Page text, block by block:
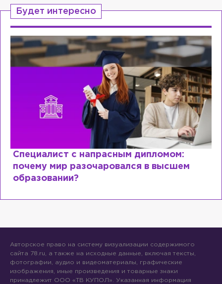
Будет интересно
Специалист с напрасным дипломом:
почему мир разочаровался в высшем
образовании?
Авторское право на систему визуализации содержимого
сайта 78.ru, а также на исходные данные, включая тексты,
фотографии, аудио и видеоматериалы, графические
изображения, иные произведения и товарные знаки
принадлежит ООО «ТВ КУПОЛ». Указанная информация